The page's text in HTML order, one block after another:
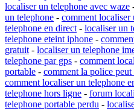
localiser un telephone avec waze
un telephone - comment localiser
telephone en direct - localiser un
telephone eteint iphone -
gratuit - localiser un telephone
telephone par gps - comment
portable - comment la police
comment localiser un telephone
telephone hors ligne - forum
telephone portable perdu -